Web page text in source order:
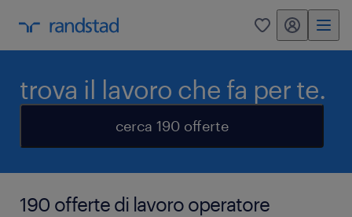
0 my randstad
trova il lavoro che fa per te.
cerca 190 offerte
190 offerte di lavoro operatore